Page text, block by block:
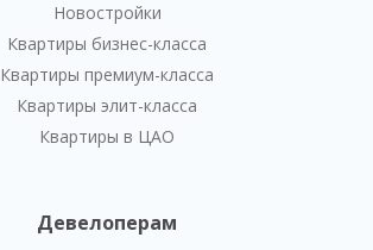
Новостройки
Квартиры бизнес-класса
Квартиры премиум-класса
Квартиры элит-класса
Квартиры в ЦАО
Девелоперам